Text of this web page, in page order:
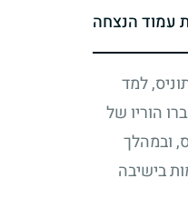
עמוד הנצחה
למד
הוריו של
ובמהלך
בישיבה